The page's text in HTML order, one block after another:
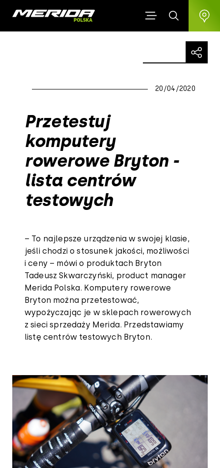
20/04/2020
Przetestuj
komputery
rowerowe Bryton -
lista centrów
testowych
– To najlepsze urządzenia w swojej klasie,
jeśli chodzi o stosunek jakości, możliwości
i ceny – mówi o produktach Bryton
Tadeusz Skwarczyński, product manager
Merida Polska. Komputery rowerowe
Bryton można przetestować,
wypożyczając je w sklepach rowerowych
z sieci sprzedaży Merida. Przedstawiamy
listę centrów testowych Bryton.